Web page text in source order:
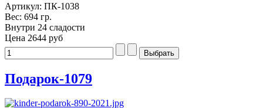
Артикул: ПК-1038
Вес: 694 гр.
Внутри 24 сладости
Цена 2644 руб
Подарок-1079